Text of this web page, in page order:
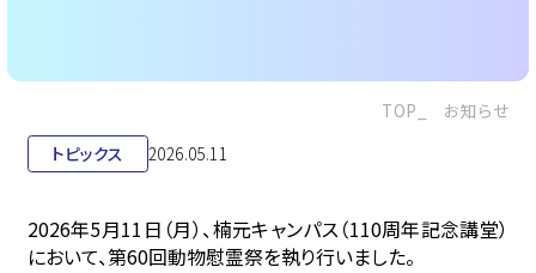
TOP
お知らせ
トピックス
2026.05.11
2026年5月11日（月）、楠元キャンパス（110周年記念講堂）
において、第60回動物慰霊祭を執り行いました。